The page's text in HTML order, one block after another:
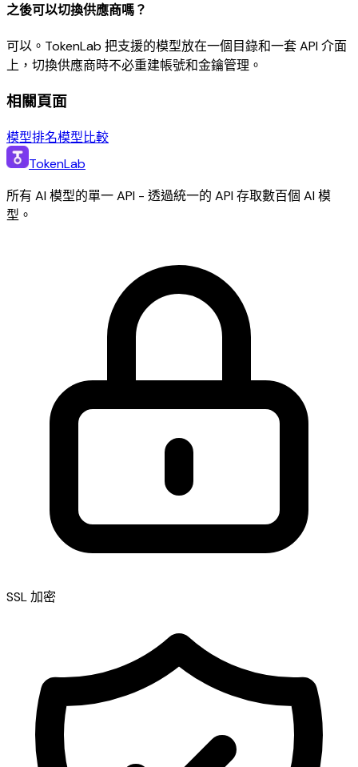
之後可以切換供應商嗎？
可以。TokenLab 把支援的模型放在一個目錄和一套 API 介面
上，切換供應商時不必重建帳號和金鑰管理。
相關頁面
模型排名模型比較
TokenLab
所有 AI 模型的單一 API - 透過統一的 API 存取數百個 AI 模
型。
SSL 加密